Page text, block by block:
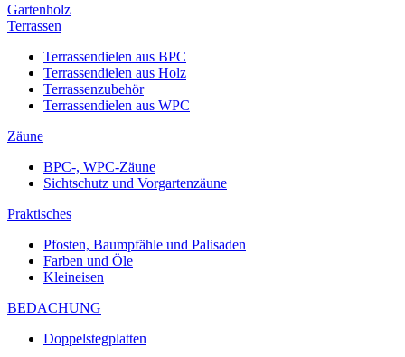
Gartenholz
Terrassen
Terrassendielen aus BPC
Terrassendielen aus Holz
Terrassenzubehör
Terrassendielen aus WPC
Zäune
BPC-, WPC-Zäune
Sichtschutz und Vorgartenzäune
Praktisches
Pfosten, Baumpfähle und Palisaden
Farben und Öle
Kleineisen
BEDACHUNG
Doppelstegplatten